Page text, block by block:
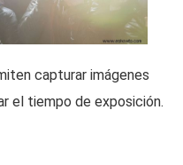
capturar imágenes
el tiempo de exposición.